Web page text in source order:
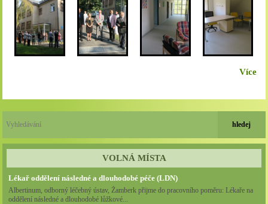
Více
VOLNÁ MÍSTA
Lékař oddělení následné a dlouhodobé péče (LDN)
Albertinum, odborný léčebný ústav, Žamberk přijme do pracovního poměru: Lékaře na
oddělení následné a dlouhodobé lůžkové...
nebo osobní data.